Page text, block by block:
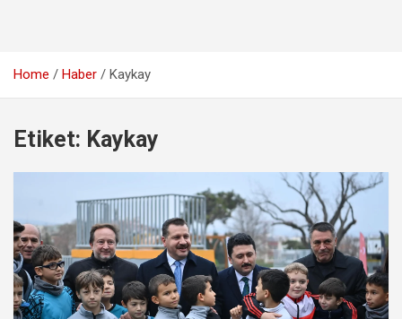
Home Haber Kaykay
Etiket: Kaykay